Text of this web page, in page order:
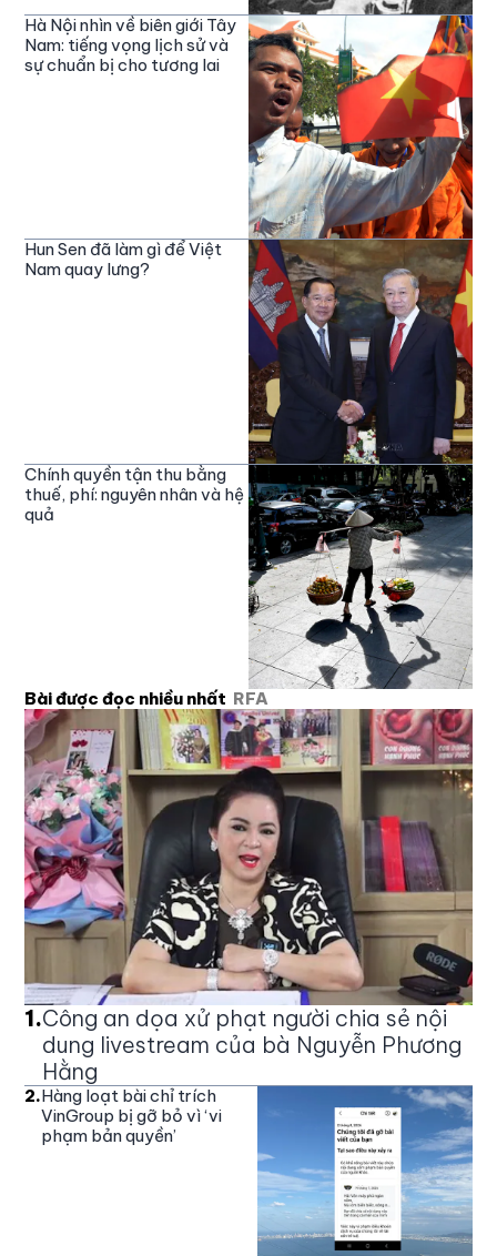
Hà Nội nhìn về biên giới Tây
Nam: tiếng vọng lịch sử và
sự chuẩn bị cho tương lai
Hun Sen đã làm gì để Việt
Nam quay lưng?
Chính quyền tận thu bằng
thuế, phí: nguyên nhân và hệ
quả
Bài được đọc nhiều nhất RFA
1.Công an dọa xử phạt người chia sẻ nội
dung livestream của bà Nguyễn Phương
Hằng
2.Hàng loạt bài chỉ trích
VinGroup bị gỡ bỏ vì ‘vi
phạm bản quyền’